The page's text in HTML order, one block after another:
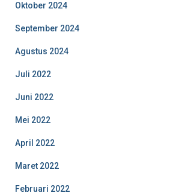
Oktober 2024
September 2024
Agustus 2024
Juli 2022
Juni 2022
Mei 2022
April 2022
Maret 2022
Februari 2022